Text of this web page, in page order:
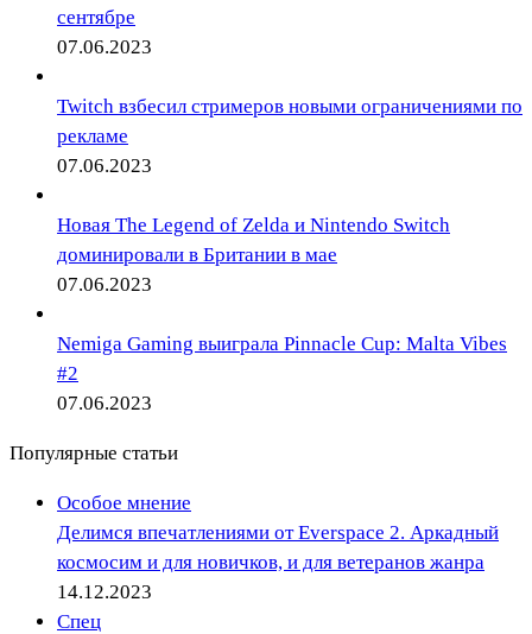
сентябре
07.06.2023
Twitch взбесил стримеров новыми ограничениями по
рекламе
07.06.2023
Новая The Legend of Zelda и Nintendo Switch
доминировали в Британии в мае
07.06.2023
Nemiga Gaming выиграла Pinnacle Cup: Malta Vibes
#2
07.06.2023
Популярные статьи
Особое мнение
Делимся впечатлениями от Everspace 2. Аркадный
космосим и для новичков, и для ветеранов жанра
14.12.2023
Спец